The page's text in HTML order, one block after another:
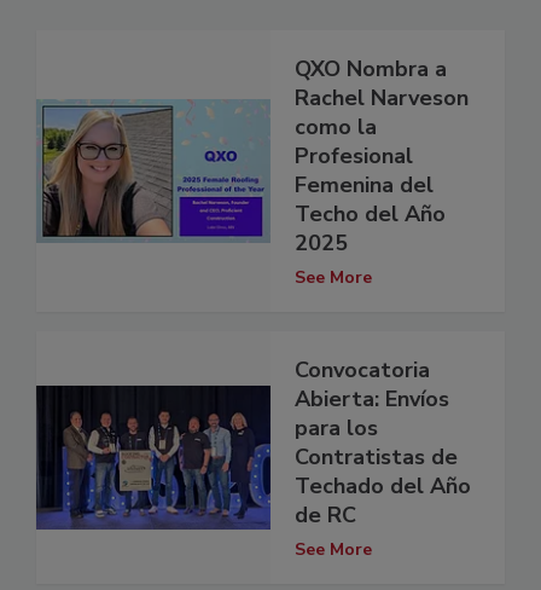
QXO Nombra a
Rachel Narveson
como la
Profesional
Femenina del
Techo del Año
2025
See More
Convocatoria
Abierta: Envíos
para los
Contratistas de
Techado del Año
de RC
See More